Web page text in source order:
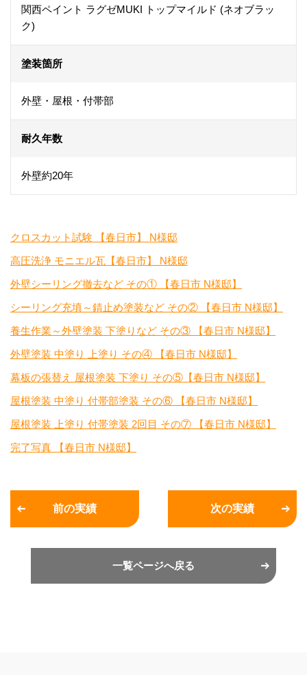
関西ペイント ラグゼMUKI トップマイルド (ネオブラッ
ク)
塗装箇所
外壁・屋根・付帯部
耐久年数
外壁約20年
クロスカット試験 【春日市】 N様邸
高圧洗浄 モニエル瓦【春日市】 N様邸
外壁シーリング撤去など その① 【春日市 N様邸】
シーリング充填～錆止め塗装など その② 【春日市 N様邸】
養生作業～外壁塗装 下塗りなど その③ 【春日市 N様邸】
外壁塗装 中塗り 上塗り その④ 【春日市 N様邸】
幕板の張替え 屋根塗装 下塗り その⑤【春日市 N様邸】
屋根塗装 中塗り 付帯部塗装 その⑥ 【春日市 N様邸】
屋根塗装 上塗り 付帯塗装 2回目 その⑦ 【春日市 N様邸】
完了写真 【春日市 N様邸】
前の実績 次の実績
一覧ページへ戻る